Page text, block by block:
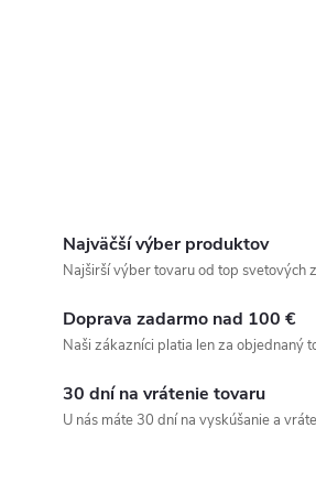
Najväčší výber produktov
Najširší výber tovaru od top svetových
Doprava zadarmo nad 100 €
Naši zákazníci platia len za objednaný
30 dní na vrátenie tovaru
U nás máte 30 dní na vyskúšanie a